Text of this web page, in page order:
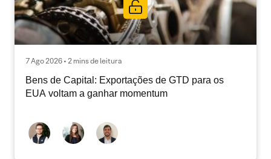
7 Ago 2026 • 2 mins de leitura
Bens de Capital: Exportações de GTD para os
EUA voltam a ganhar momentum